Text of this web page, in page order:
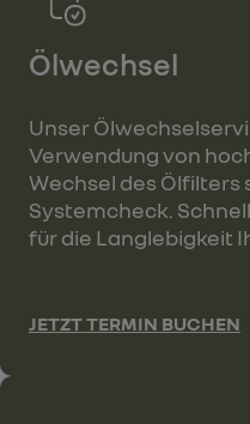
Ölwechsel
Unser
Verwendung von
Wechsel des Ölfilters
Systemcheck.
für die Langlebigkeit
JETZT TERMIN BUCHEN